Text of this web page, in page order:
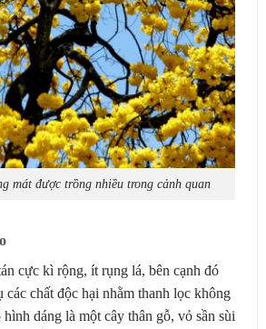
mát được trồng nhiều trong cảnh quan
cực kì rộng, ít rụng lá, bên cạnh đó
các chất độc hại nhằm thanh lọc không
dáng là một cây thân gỗ, vỏ sần sùi